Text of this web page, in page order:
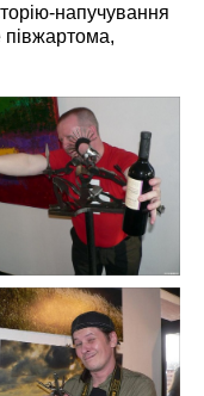
напучування